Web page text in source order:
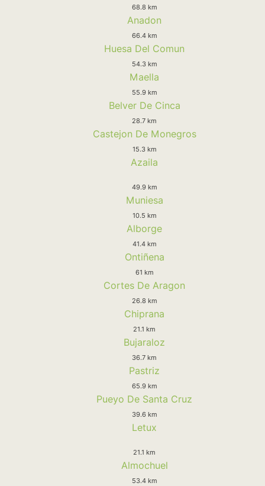
68.8 km
Anadon
66.4 km
Huesa Del Comun
54.3 km
Maella
55.9 km
Belver De Cinca
28.7 km
Castejon De Monegros
15.3 km
Azaila
49.9 km
Muniesa
10.5 km
Alborge
41.4 km
Ontiñena
61 km
Cortes De Aragon
26.8 km
Chiprana
21.1 km
Bujaraloz
36.7 km
Pastriz
65.9 km
Pueyo De Santa Cruz
39.6 km
Letux
21.1 km
Almochuel
53.4 km